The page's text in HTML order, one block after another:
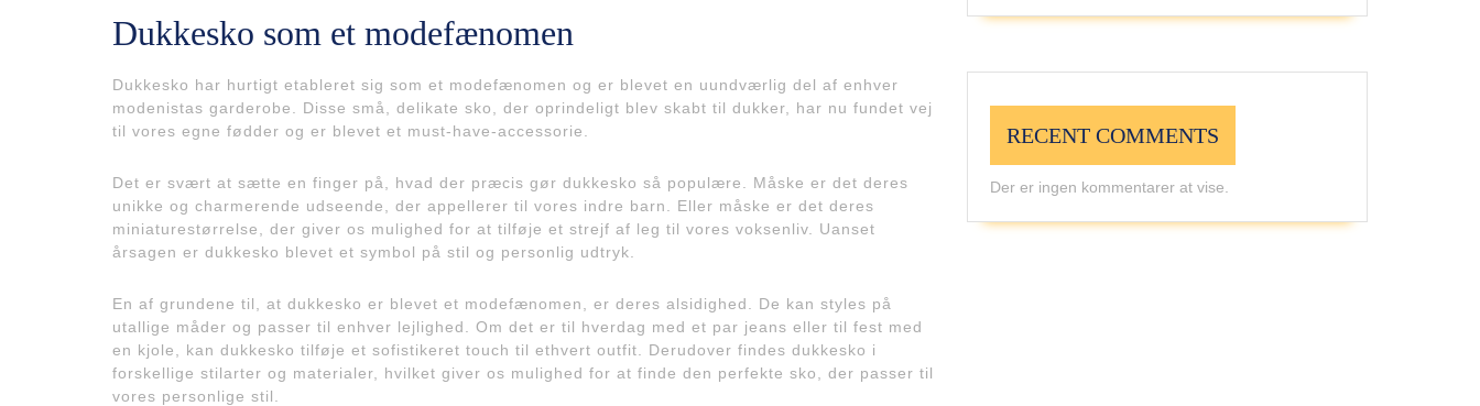
Dukkesko som et modefænomen
Dukkesko har hurtigt etableret sig som et modefænomen og er blevet en uundværlig del af enhver
modenistas garderobe. Disse små, delikate sko, der oprindeligt blev skabt til dukker, har nu fundet vej
til vores egne fødder og er blevet et must-have-accessorie.
Det er svært at sætte en finger på, hvad der præcis gør dukkesko så populære. Måske er det deres
unikke og charmerende udseende, der appellerer til vores indre barn. Eller måske er det deres
miniaturestørrelse, der giver os mulighed for at tilføje et strejf af leg til vores voksenliv. Uanset
årsagen er dukkesko blevet et symbol på stil og personlig udtryk.
En af grundene til, at dukkesko er blevet et modefænomen, er deres alsidighed. De kan styles på
utallige måder og passer til enhver lejlighed. Om det er til hverdag med et par jeans eller til fest med
en kjole, kan dukkesko tilføje et sofistikeret touch til ethvert outfit. Derudover findes dukkesko i
forskellige stilarter og materialer, hvilket giver os mulighed for at finde den perfekte sko, der passer til
vores personlige stil.
RECENT COMMENTS
Der er ingen kommentarer at vise.